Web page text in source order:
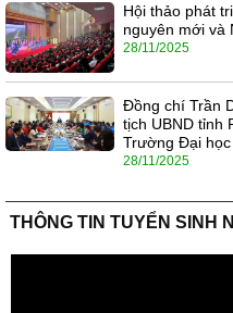
Hội thảo phát
nguyên mới và
28/11/2025
Đồng chí Trần
tịch UBND tỉnh
Trường Đại
28/11/2025
THÔNG TIN TUYỂN SINH